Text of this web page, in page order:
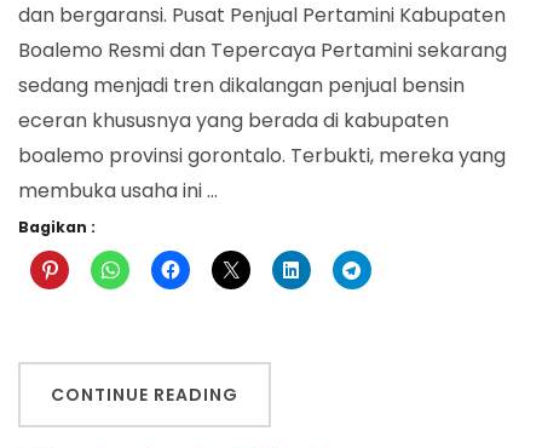
dan bergaransi. Pusat Penjual Pertamini Kabupaten
Boalemo Resmi dan Tepercaya Pertamini sekarang
sedang menjadi tren dikalangan penjual bensin
eceran khususnya yang berada di kabupaten
boalemo provinsi gorontalo. Terbukti, mereka yang
membuka usaha ini …
Bagikan :
CONTINUE READING